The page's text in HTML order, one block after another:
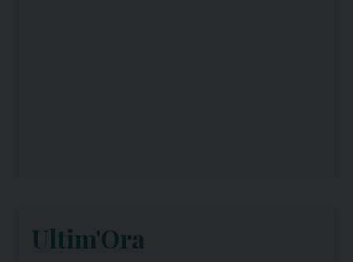
Ultim'Ora